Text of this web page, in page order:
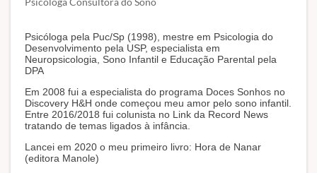
Psicóloga pela Puc/Sp (1998), mestre em Psicologia do
Desenvolvimento pela USP, especialista em
Neuropsicologia, Sono Infantil e Educação Parental pela
DPA
Em 2008 fui a especialista do programa Doces Sonhos no
Discovery H&H onde começou meu amor pelo sono infantil.
Entre 2016/2018 fui colunista no Link da Record News
tratando de temas ligados à infância.
Lancei em 2020 o meu primeiro livro: Hora de Nanar
(editora Manole)